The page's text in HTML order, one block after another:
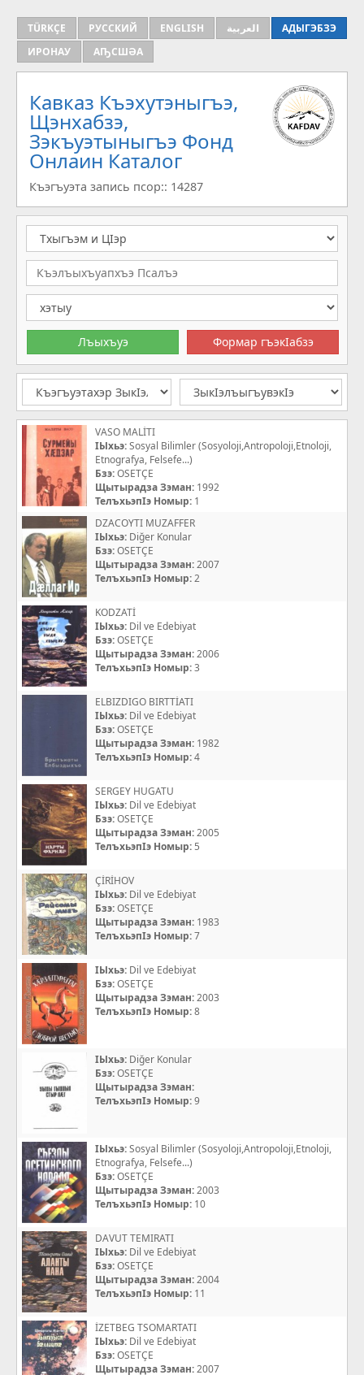
TÜRKÇE РУССКИЙ ENGLISH العربية
АДЫГЭБЗЭ
ИРОНАУ
АҦСШӘА
Кавказ Къэхутэныгъэ,
Щэнхабзэ,
Зэкъуэтыныгъэ Фонд
Онлаин Каталог
Къэгъуэта запись псор:: 14287
VASO MALİTI
IЫхьэ:Sosyal Bilimler (Sosyoloji,Antropoloji,Etnoloji,
Etnografya, Felsefe...)
Бзэ:OSETÇE
Щытырадза Зэман: 1992
ТелъхьэпIэ Номыр: 1
DZACOYTI MUZAFFER
IЫхьэ: Diğer Konular
Бзэ:OSETÇE
Щытырадза Зэман:2007
ТелъхьэпIэ Номыр:2
KODZATİ
IЫхьэ: Dil ve Edebiyat
Бзэ:OSETÇE
Щытырадза Зэман:2006
ТелъхьэпIэ Номыр:3
ELBIZDIGO BIRTTİATI
IЫхьэ: Dil ve Edebiyat
Бзэ:OSETÇE
Щытырадза Зэман: 1982
ТелъхьэпIэ Номыр:4
SERGEY HUGATU
IЫхьэ: Dil ve Edebiyat
Бзэ:OSETÇE
Щытырадза Зэман:2005
ТелъхьэпIэ Номыр: 5
ÇİRİHOV
IЫхьэ: Dil ve Edebiyat
Бзэ:OSETÇE
Щытырадза Зэман: 1983
ТелъхьэпIэ Номыр:7
IЫхьэ: Dil ve Edebiyat
Бзэ:OSETÇE
Щытырадза Зэман:2003
ТелъхьэпIэ Номыр:8
IЫхьэ: Diğer Konular
Бзэ:OSETÇE
Щытырадза Зэман:
ТелъхьэпIэ Номыр:9
IЫхьэ:Sosyal Bilimler (Sosyoloji,Antropoloji,Etnoloji,
Etnografya, Felsefe...)
Бзэ:OSETÇE
Щытырадза Зэман:2003
ТелъхьэпIэ Номыр: 10
DAVUT TEMIRATI
IЫхьэ: Dil ve Edebiyat
Бзэ:OSETÇE
Щытырадза Зэман:2004
ТелъхьэпIэ Номыр: 11
İZETBEG TSOMARTATI
IЫхьэ: Dil ve Edebiyat
Бзэ:OSETÇE
Щытырадза Зэман:2007